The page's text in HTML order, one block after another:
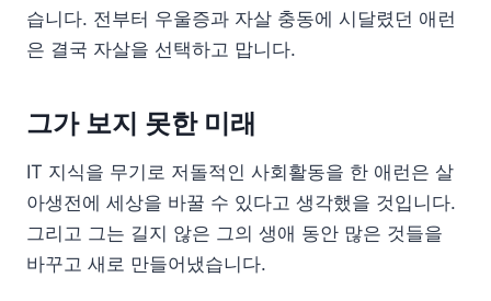
습니다. 전부터 우울증과 자살 충동에 시달렸던 애런
은 결국 자살을 선택하고 맙니다.
그가 보지 못한 미래
IT 지식을 무기로 저돌적인 사회활동을 한 애런은 살
아생전에 세상을 바꿀 수 있다고 생각했을 것입니다.
그리고 그는 길지 않은 그의 생애 동안 많은 것들을
바꾸고 새로 만들어냈습니다.